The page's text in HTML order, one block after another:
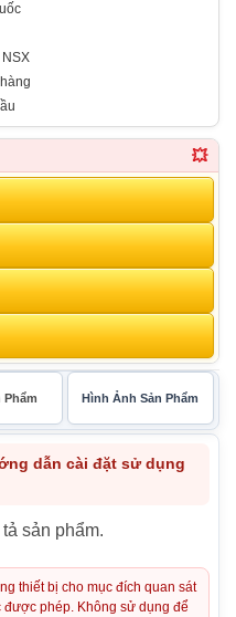
💥
Phẩm Hình Ảnh Sản Phẩm
dẫn cài đặt sử dụng
sản phẩm.
thiết bị cho mục đích quan sát
phép. Không sử dụng để